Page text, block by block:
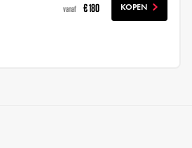
vanaf € 180 KOPEN